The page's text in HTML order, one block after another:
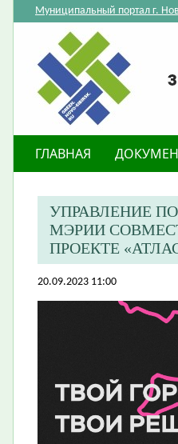
Муниципальный портал г.
ГЛАВНАЯ
УПРАВЛЕНИЕ
МЭРИИ
ПРОЕКТЕ
20.09.2023 11:00